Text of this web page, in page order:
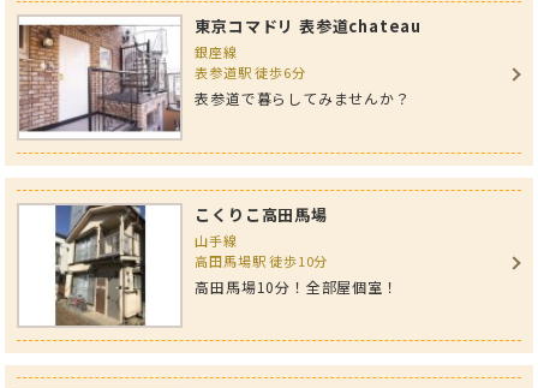
東京コマドリ 表参道chateau
銀座線
表参道駅 徒歩6分
表参道で暮らしてみませんか？
こくりこ高田馬場
山手線
高田馬場駅 徒歩10分
高田馬場10分！全部屋個室！